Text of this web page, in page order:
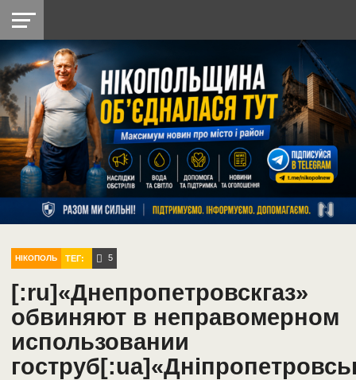
НІКОПОЛЬ
РАЙОН
СІЧЕСЛАВСЬКА
УКРАЇНА
РЕТРО
НІКОПОЛЬ
ЛАЙТ
УКРАЇНА
ДОПОМОГА
РАДІО
НІКОПОЛЬ ТЕГ: 5
[:ru]«Днепропетровскгаз»
обвиняют в неправомерном
использовании